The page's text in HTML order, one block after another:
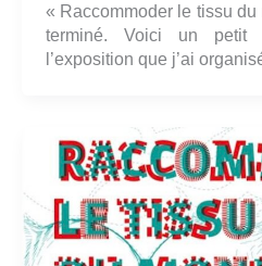
« Raccommoder le tissu
terminé. Voici un petit
l’exposition que j’ai